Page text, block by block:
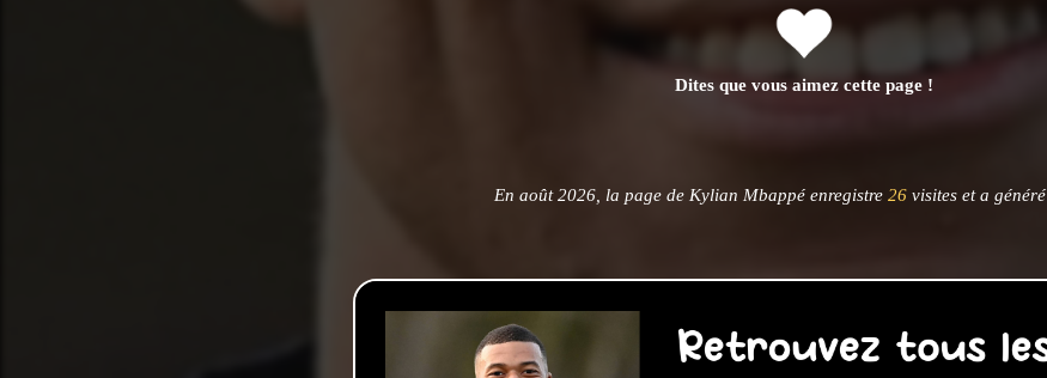
Dites que vous aimez cette page !
En août 2026, la page de Kylian Mbappé enregistre 26 visites et a généré